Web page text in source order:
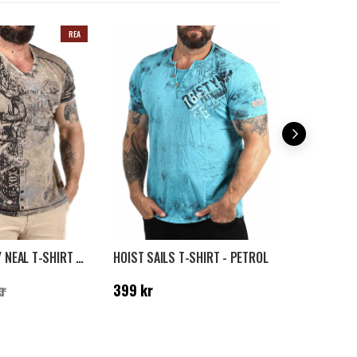
REA
DAKOTA RUSTY NEAL T-SHIRT - BRUN
299 kr
HOIST SAILS T-SHIRT - PETROL
Pris: 399 kr
399 kr